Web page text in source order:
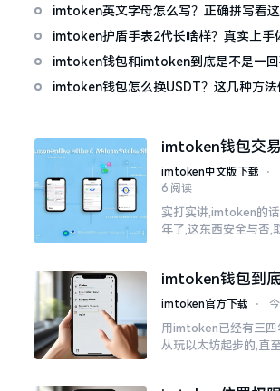
imtoken英文字母怎么写？正确拼写看
imtoken护盾手表2代长啥样？真实上手
imtoken钱包和imtoken到底是不是一回
就懂了
imtoken钱包怎么换USDT？这几种方法
imtoken钱包交
用户的一些心里
imtoken中文版下载 ⋅
6 阅读
实打实讲,imtoken的
年了,这东西安全与否,
睹过非常多的人
imtoken钱包到
老玩家说说真实体
imtoken官方下载 ⋅
用imtoken已经有三四
从玩以太坊起步的,直